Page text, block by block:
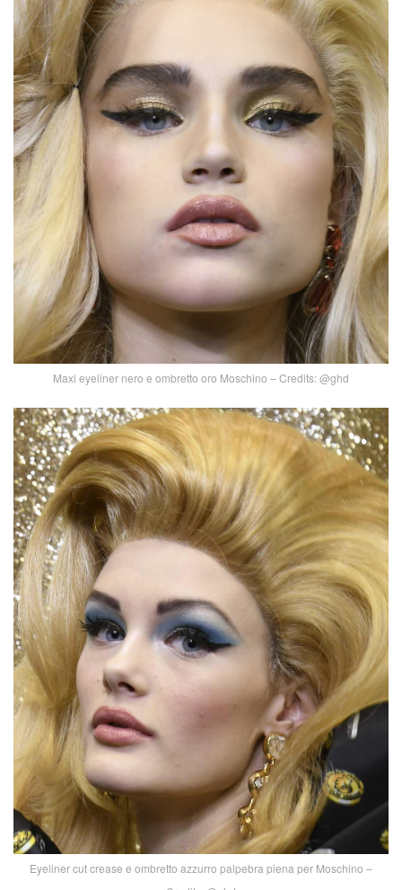
Maxi eyeliner nero e ombretto oro Moschino – Credits: @ghd
Eyeliner cut crease e ombretto azzurro palpebra piena per Moschino –